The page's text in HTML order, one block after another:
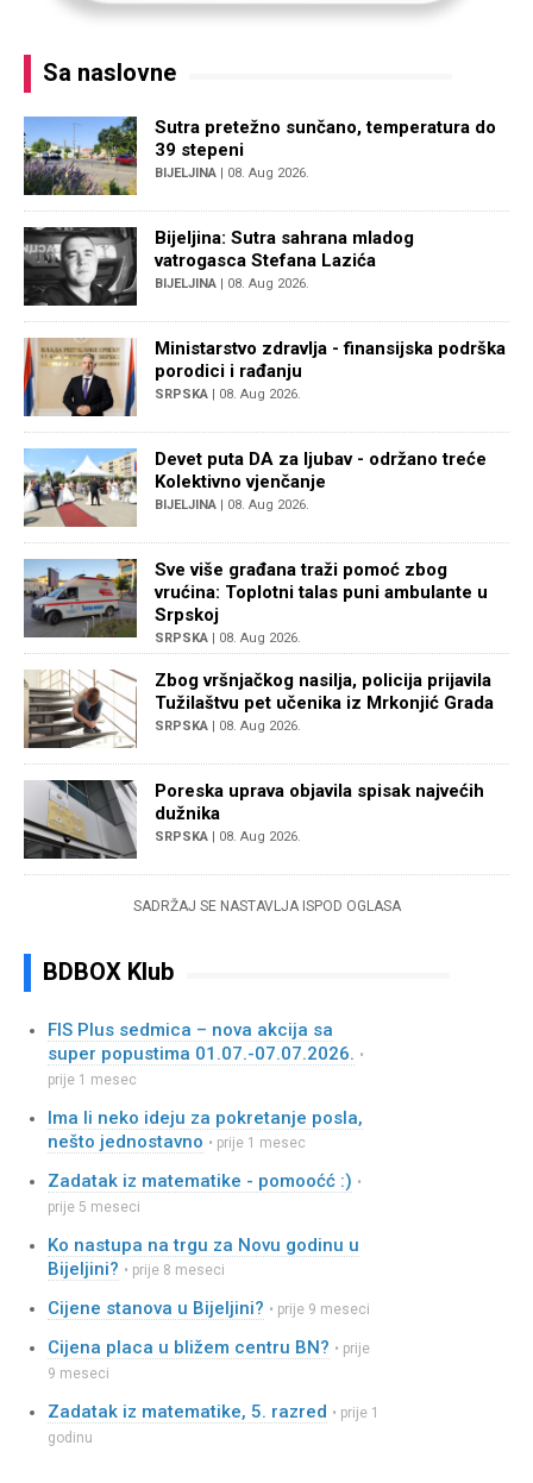
Sa naslovne
Sutra pretežno sunčano, temperatura do
39 stepeni
BIJELJINA | 08. Aug 2026.
Bijeljina: Sutra sahrana mladog
vatrogasca Stefana Lazića
BIJELJINA | 08. Aug 2026.
Ministarstvo zdravlja - finansijska podrška
porodici i rađanju
SRPSKA | 08. Aug 2026.
Devet puta DA za ljubav - održano treće
Kolektivno vjenčanje
BIJELJINA | 08. Aug 2026.
Sve više građana traži pomoć zbog
vrućina: Toplotni talas puni ambulante u
Srpskoj
SRPSKA | 08. Aug 2026.
Zbog vršnjačkog nasilja, policija prijavila
Tužilaštvu pet učenika iz Mrkonjić Grada
SRPSKA | 08. Aug 2026.
Poreska uprava objavila spisak najvećih
dužnika
SRPSKA | 08. Aug 2026.
SADRŽAJ SE NASTAVLJA ISPOD OGLASA
BDBOX Klub
FIS Plus sedmica – nova akcija sa
super popustima 01.07.-07.07.2026. •
prije 1 mesec
Ima li neko ideju za pokretanje posla,
nešto jednostavno • prije 1 mesec
Zadatak iz matematike - pomooćć :) •
prije 5 meseci
Ko nastupa na trgu za Novu godinu u
Bijeljini? • prije 8 meseci
Cijene stanova u Bijeljini? • prije 9 meseci
Cijena placa u bližem centru BN? • prije
9 meseci
Zadatak iz matematike, 5. razred • prije 1
godinu